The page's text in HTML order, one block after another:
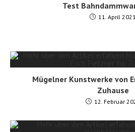
Test
11. April 2021
Mügelner Kunstwerke von
Zuhause
12. Februar